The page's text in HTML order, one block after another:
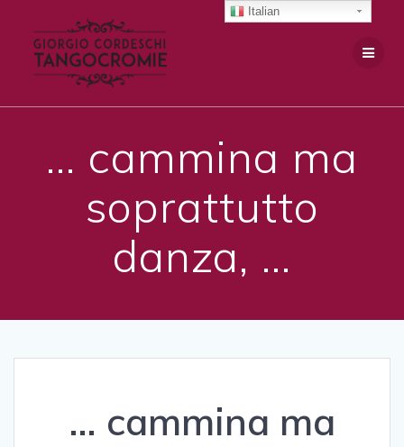
… cammina ma
soprattutto
danza, …
… cammina ma
Italian